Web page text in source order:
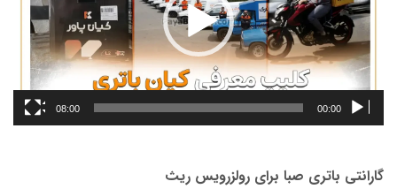
00:00
08:00
گارانتی باتری صبا برای رولزرویس ریث